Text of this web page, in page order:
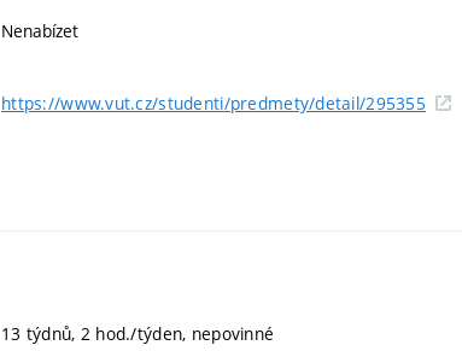
Nenabízet
https://www.vut.cz/studenti/predmety/detail/295355
13 týdnů, 2 hod./týden, nepovinné